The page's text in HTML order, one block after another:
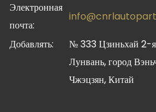
Электронная
почта:
Добавлять:
№ 333 Цзиньхай 2-я
Лунвань, город
Чжэцзян, Китай